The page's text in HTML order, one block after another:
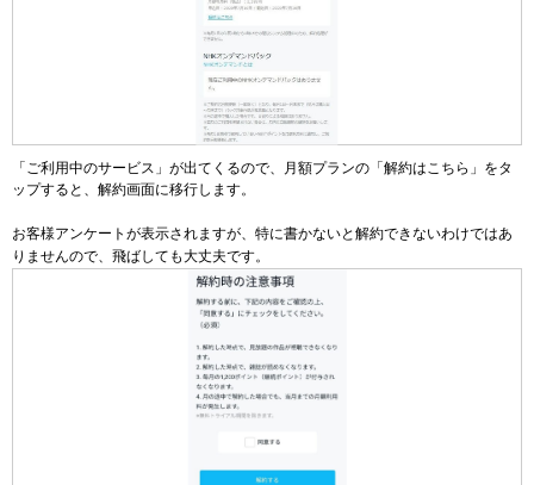
「ご利用中のサービス」が出てくるので、月額プランの「解約はこちら」をタ
ップすると、解約画面に移行します。
お客様アンケートが表示されますが、特に書かないと解約できないわけではあ
りませんので、飛ばしても大丈夫です。